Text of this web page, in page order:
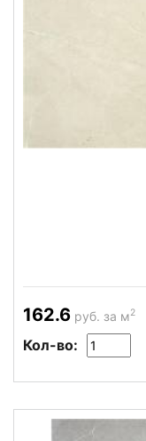
162.6 руб. за м2
Кол-во: